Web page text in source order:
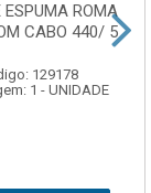
ESPUMA ROMA
CABO 440/ 5
129178
1 - UNIDADE